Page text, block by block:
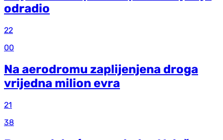
odradio
22
00
Na aerodromu zaplijenjena droga
vrijedna milion evra
21
38